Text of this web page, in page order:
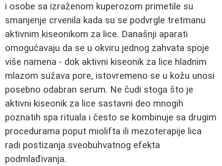
i osobe sa izraženom kuperozom primetile su
smanjenje crvenila kada su se podvrgle tretmanu
aktivnim kiseonikom za lice. Današnji aparati
omogućavaju da se u okviru jednog zahvata spoje
više namena - dok aktivni kiseonik za lice hladnim
mlazom sužava pore, istovremeno se u kožu unosi
posebno odabran serum. Ne čudi stoga što je
aktivni kiseonik za lice sastavni deo mnogih
poznatih spa rituala i često se kombinuje sa drugim
procedurama poput miolifta ili mezoterapije lica
radi postizanja sveobuhvatnog efekta
podmlađivanja.